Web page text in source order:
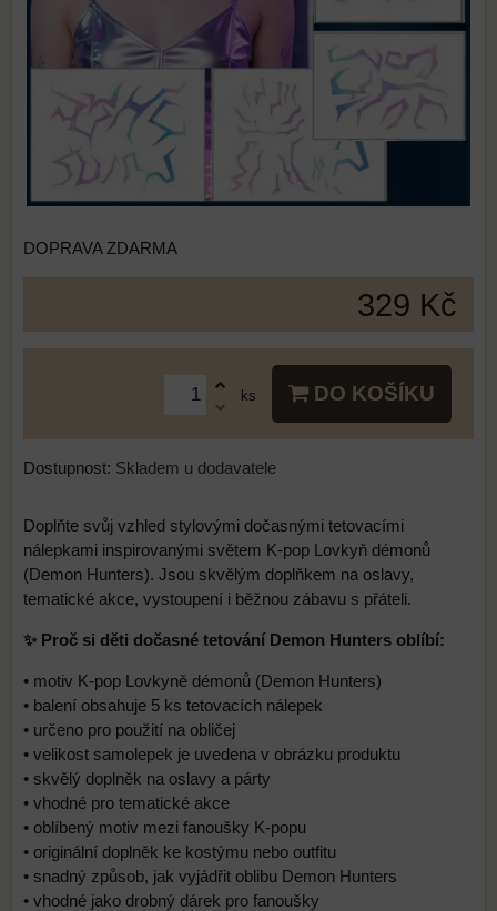
DOPRAVA ZDARMA
329 Kč
ks DO KOŠÍKU
Dostupnost: Skladem u dodavatele
Doplňte svůj vzhled stylovými dočasnými tetovacími
nálepkami inspirovanými světem K-pop Lovkyň démonů
(Demon Hunters). Jsou skvělým doplňkem na oslavy,
tematické akce, vystoupení i běžnou zábavu s přáteli.
✨ Proč si děti dočasné tetování Demon Hunters oblíbí:
• motiv K-pop Lovkyně démonů (Demon Hunters)
• balení obsahuje 5 ks tetovacích nálepek
• určeno pro použití na obličej
• velikost samolepek je uvedena v obrázku produktu
• skvělý doplněk na oslavy a párty
• vhodné pro tematické akce
• oblíbený motiv mezi fanoušky K-popu
• originální doplněk ke kostýmu nebo outfitu
• snadný způsob, jak vyjádřit oblibu Demon Hunters
• vhodné jako drobný dárek pro fanoušky